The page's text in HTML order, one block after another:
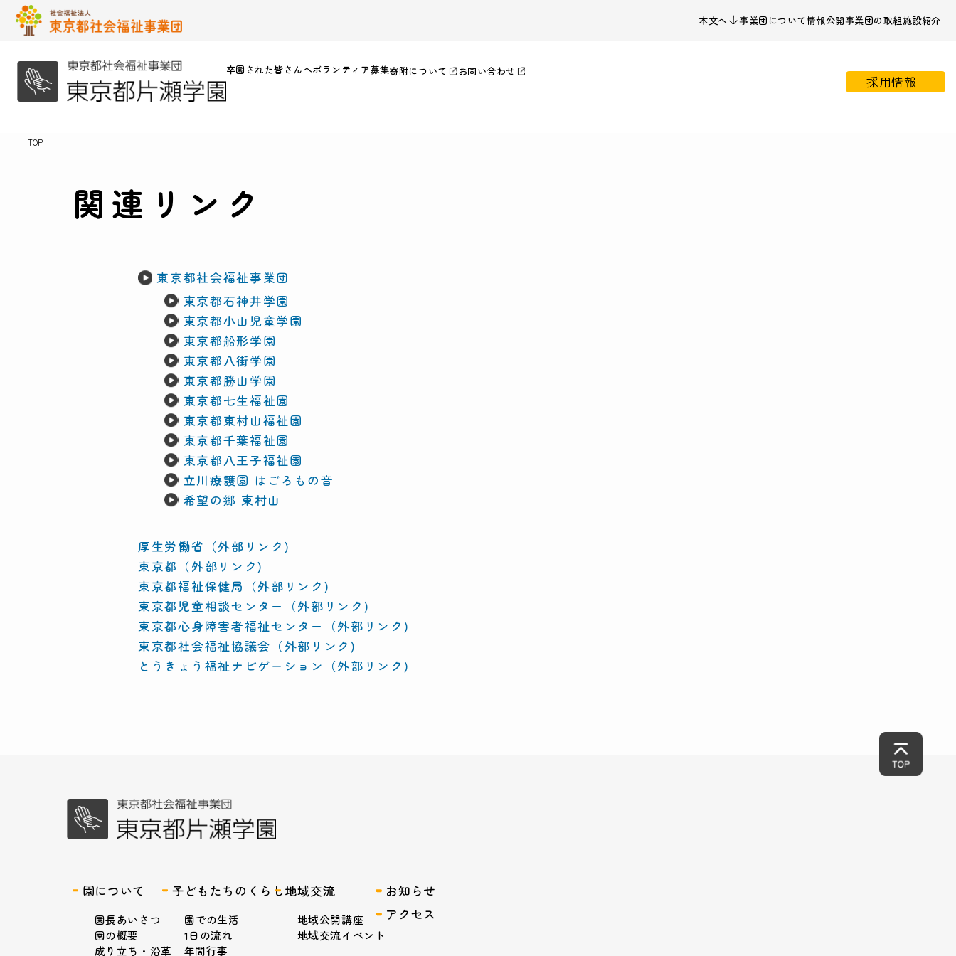
本文へ 事業団について情報公開事業団の取組施設紹介
卒園された皆さんへボランティア募集寄附について お問い合わせ
採用情報
TOP
関連リンク
東京都社会福祉事業団
東京都石神井学園
東京都小山児童学園
東京都船形学園
東京都八街学園
東京都勝山学園
東京都七生福祉園
東京都東村山福祉園
東京都千葉福祉園
東京都八王子福祉園
立川療護園 はごろもの音
希望の郷 東村山
厚生労働省（外部リンク)
東京都（外部リンク)
東京都福祉保健局（外部リンク)
東京都児童相談センター（外部リンク)
東京都心身障害者福祉センター（外部リンク)
東京都社会福祉協議会（外部リンク)
とうきょう福祉ナビゲーション（外部リンク)
園について
園長あいさつ
園の概要
成り立ち・沿革
子どもたちのくらし
園での生活
1日の流れ
年間行事
地域交流
地域公開講座
地域交流イベント
お知らせ
アクセス